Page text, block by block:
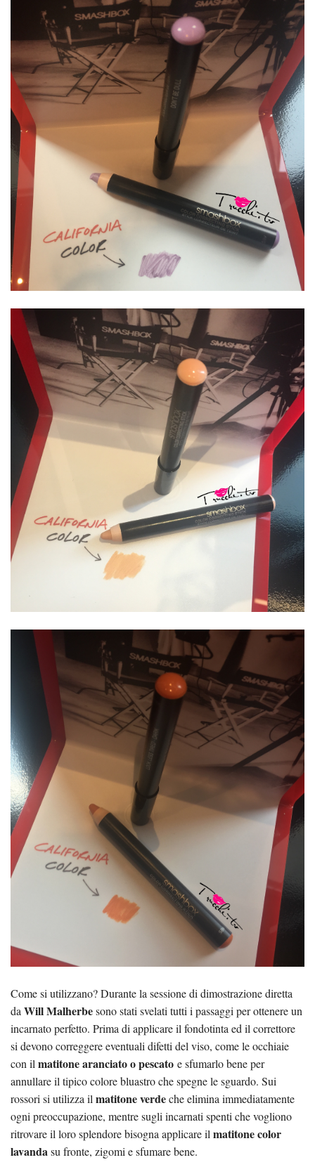
Come si utilizzano? Durante la sessione di dimostrazione diretta
da Will Malherbesono stati svelati tutti i passaggi per ottenere un
incarnato perfetto. Prima di applicare il fondotinta ed il correttore
si devono correggere eventuali difetti del viso, come le occhiaie
con il matitone aranciato o pescato e sfumarlo bene per
annullare il tipico colore bluastro che spegne le sguardo. Sui
rossori si utilizza il matitone verdeche elimina immediatamente
ogni preoccupazione, mentre sugli incarnati spenti che vogliono
ritrovare il loro splendore bisogna applicare il matitone color
lavandasu fronte, zigomi e sfumare bene.